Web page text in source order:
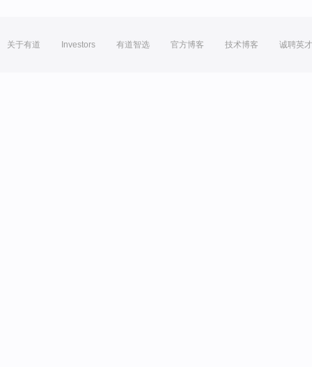
关于有道 Investors 有道智选 官方博客 技术博客 诚聘英才